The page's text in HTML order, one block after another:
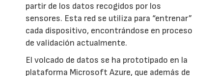
partir de los datos recogidos por los
sensores. Esta red se utiliza para “entrenar”
cada dispositivo, encontrándose en proceso
de validación actualmente.
El volcado de datos se ha prototipado en la
plataforma Microsoft Azure, que además de